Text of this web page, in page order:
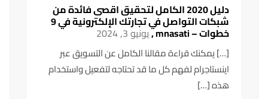
دليل 2020 الكامل لتحقيق اقصى فائدة من
شبكات التواصل في تجارتك الإلكترونية في 9
خطوات – mnasati ,يونيو 3, 2024
[…] يمكنك قراءة مقالنا الكامل عن التسويق عبر
اينستاجرام لفهم كل ما قد تحتاجه لتفعيل واستخدام
هذه […]